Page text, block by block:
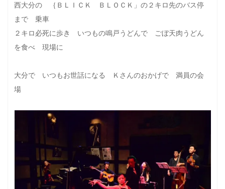
西大分の ｛ＢＬＩＣＫ ＢＬＯＣＫ」の２キロ先のバス停
まで 乗車
２キロ必死に歩き いつもの鳴戸うどんで ごぼ天肉うどん
を食べ 現場に
大分で いつもお世話になる Ｋさんのおかげで 満員の会
場